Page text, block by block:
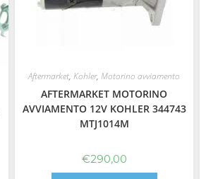
Aftermarket,Kohler,Motorino avviamento
AFTERMARKET MOTORINO
AVVIAMENTO 12V KOHLER 344743
MTJ1014M
€290,00